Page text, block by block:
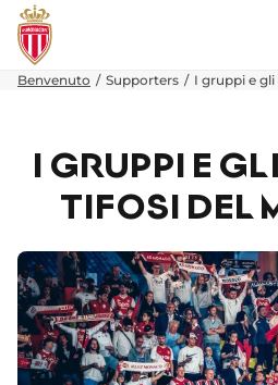
Benvenuto Supporters I gruppi e
I GRUPPI E
TIFOSI DEL